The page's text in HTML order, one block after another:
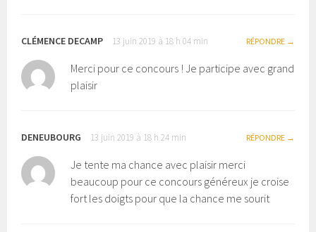
CLÉMENCE DECAMP 13 juin 2019 à 18 h 04 min RÉPONDRE
Merci pour ce concours ! Je participe avec grand
plaisir
DENEUBOURG 13 juin 2019 à 18 h 24 min RÉPONDRE
Je tente ma chance avec plaisir merci
beaucoup pour ce concours généreux je croise
fort les doigts pour que la chance me sourit